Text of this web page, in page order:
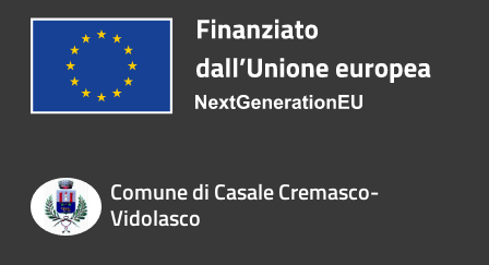
Comune di Casale Cremasco-
Vidolasco